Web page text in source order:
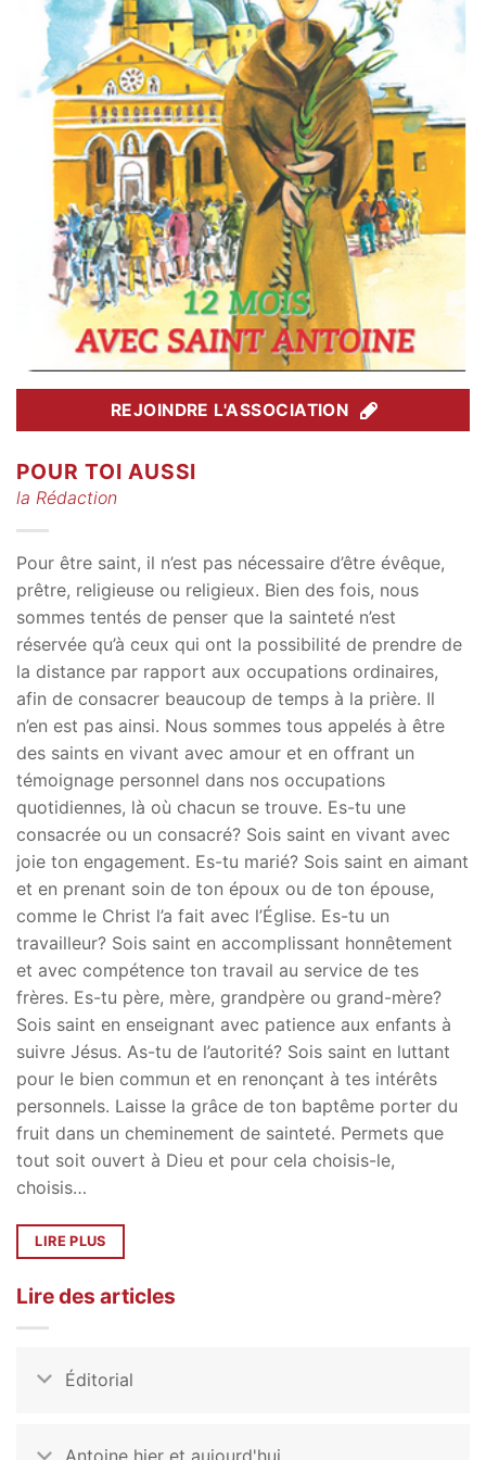
REJOINDRE L'ASSOCIATION
POUR TOI AUSSI
la Rédaction
Pour être saint, il n’est pas nécessaire d’être évêque,
prêtre, religieuse ou religieux. Bien des fois, nous
sommes tentés de penser que la sainteté n’est
réservée qu’à ceux qui ont la possibilité de prendre de
la distance par rapport aux occupations ordinaires,
afin de consacrer beaucoup de temps à la prière. Il
n’en est pas ainsi. Nous sommes tous appelés à être
des saints en vivant avec amour et en offrant un
témoignage personnel dans nos occupations
quotidiennes, là où chacun se trouve. Es-tu une
consacrée ou un consacré? Sois saint en vivant avec
joie ton engagement. Es-tu marié? Sois saint en aimant
et en prenant soin de ton époux ou de ton épouse,
comme le Christ l’a fait avec l’Église. Es-tu un
travailleur? Sois saint en accomplissant honnêtement
et avec compétence ton travail au service de tes
frères. Es-tu père, mère, grandpère ou grand-mère?
Sois saint en enseignant avec patience aux enfants à
suivre Jésus. As-tu de l’autorité? Sois saint en luttant
pour le bien commun et en renonçant à tes intérêts
personnels. Laisse la grâce de ton baptême porter du
fruit dans un cheminement de sainteté. Permets que
tout soit ouvert à Dieu et pour cela choisis-le,
choisis…
LIRE PLUS
Lire des articles
Éditorial